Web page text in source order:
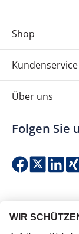
Shop
Kundenservice
Über uns
Folgen Sie
Einfach &